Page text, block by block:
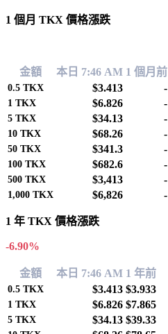
1 個月 TKX 價格漲跌
金額 本日 7:46 AM 1 個月前
0.5 TKX $3.413 -
1 TKX $6.826 -
5 TKX $34.13 -
10 TKX $68.26 -
50 TKX $341.3 -
100 TKX $682.6 -
500 TKX $3,413 -
1,000 TKX $6,826 -
1 年 TKX 價格漲跌
-6.90%
金額 本日 7:46 AM 1 年前
0.5 TKX $3.413 $3.933
1 TKX $6.826 $7.865
5 TKX $34.13 $39.33